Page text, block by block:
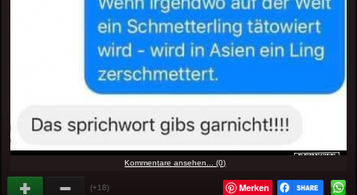
Kommentare ansehen... (0)
(+18) Merken